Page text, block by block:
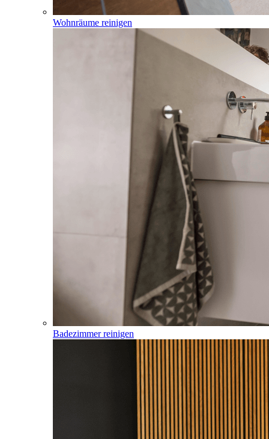
Wohnräume reinigen
Badezimmer reinigen